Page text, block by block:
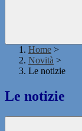
Home >
Novità >
Le notizie
Le notizie